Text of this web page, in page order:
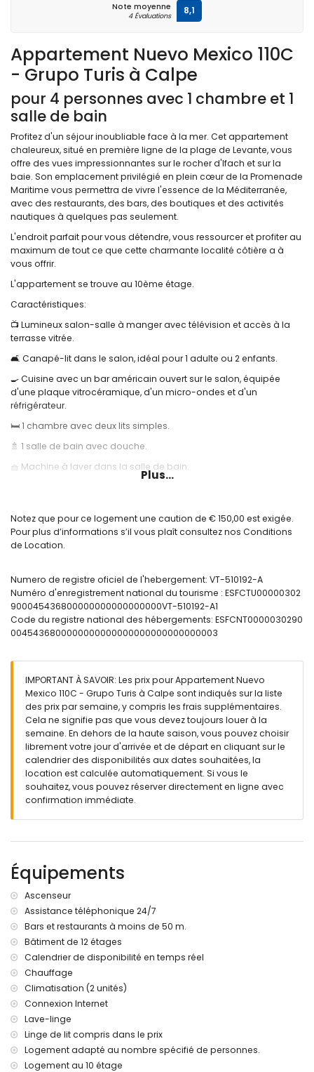
Appartement Nuevo Mexico 110C
- Grupo Turis à Calpe
pour 4 personnes avec 1 chambre et 1
salle de bain
Profitez d'un séjour inoubliable face à la mer. Cet appartement
chaleureux, situé en première ligne de la plage de Levante, vous
offre des vues impressionnantes sur le rocher d'Ifach et sur la
baie. Son emplacement privilégié en plein cœur de la Promenade
Maritime vous permettra de vivre l'essence de la Méditerranée,
avec des restaurants, des bars, des boutiques et des activités
nautiques à quelques pas seulement.
L'endroit parfait pour vous détendre, vous ressourcer et profiter au
maximum de tout ce que cette charmante localité côtière a à
vous offrir.
L'appartement se trouve au 10ème étage.
Caractéristiques:
📺 Lumineux salon-salle à manger avec télévision et accès à la
terrasse vitrée.
🛋️ Canapé-lit dans le salon, idéal pour 1 adulte ou 2 enfants.
🍳 Cuisine avec un bar américain ouvert sur le salon, équipée
d'une plaque vitrocéramique, d'un micro-ondes et d'un
réfrigérateur.
🛏️ 1 chambre avec deux lits simples.
🚿 1 salle de bain avec douche.
🧺 Machine à laver dans la salle de bain.
🌐 Internet haut débit par fibre optique.
🏊 Piscine communautaire et douche extérieure.
🅿️ Place de garage en option. Veuillez consulter la disponibilité et
le prix.
🚭 Il est interdit de fumer à l'intérieur du logement.
📦 Draps, serviettes et torchons inclus.
📞 Service d'assistance téléphonique d'urgence 24 heures sur 24.
🔐 Logement officiellement enregistré.
Plus...
Notez que pour ce logement une caution de € 150,00 est exigée.
Pour plus d’informations s’il vous plaît consultez nos Conditions
de Location.
Numero de registre oficiel de l'hebergement: VT-510192-A
Numéro d'enregistrement national du tourisme : ESFCTU00000302
900045436800000000000000000VT-510192-A1
Code du registre national des hébergements: ESFCNT0000030290
0045436800000000000000000000000000003
IMPORTANT À SAVOIR: Les prix pour Appartement Nuevo
Mexico 110C - Grupo Turis à Calpe sont indiqués sur la liste
des prix par semaine, y compris les frais supplémentaires.
Cela ne signifie pas que vous devez toujours louer à la
semaine. En dehors de la haute saison, vous pouvez choisir
librement votre jour d'arrivée et de départ en cliquant sur le
calendrier des disponibilités aux dates souhaitées, la
location est calculée automatiquement. Si vous le
souhaitez, vous pouvez réserver directement en ligne avec
confirmation immédiate.
Équipements
Ascenseur
Assistance téléphonique 24/7
Bars et restaurants à moins de 50 m.
Bâtiment de 12 étages
Calendrier de disponibilité en temps réel
Chauffage
Climatisation (2 unités)
Connexion Internet
Lave-linge
Linge de lit compris dans le prix
Logement adapté au nombre spécifié de personnes.
Logement au 10 étage
Note moyenne
4 Évaluations 8,1